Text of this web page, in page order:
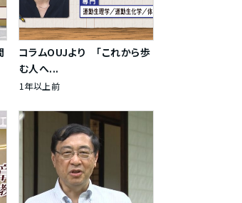
コラムOUJより 「これから歩
む人へ...
1年以上前